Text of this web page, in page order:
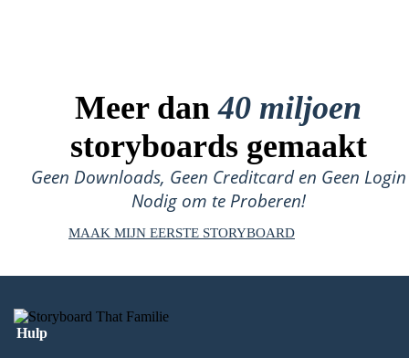
Meer dan40 miljoen
storyboards gemaakt
Geen Downloads, Geen Creditcard en Geen Login
Nodig om te Proberen!
MAAK MIJN EERSTE STORYBOARD
Hulp